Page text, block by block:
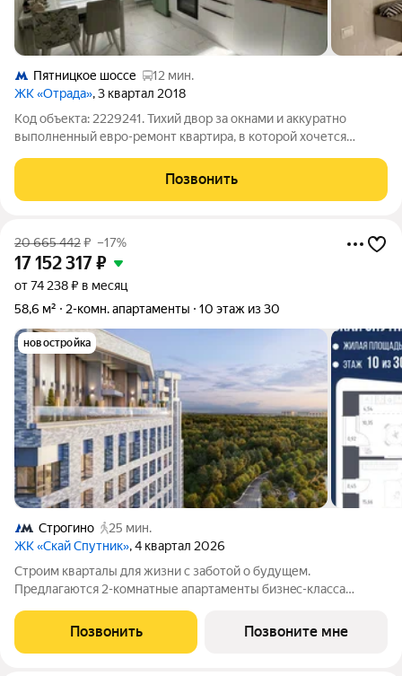
Пятницкое шоссе
12 мин.
ЖК «Отрада», 3 квартал 2018
Код объекта: 2229241. Тихий двор за окнами и аккуратно
выполненный евро-ремонт квартира, в которой хочется
изолированные комнаты дарят ощущение уюта и приватности:
вечером здесь действительно
Позвонить
20 665 442₽ –17%
17 152 317₽
от 74 238 ₽ в месяц
58,6 м²
2-комн. апартаменты 10 этаж из 30
новостройка
Строгино
25 мин.
ЖК «Скай Спутник», 4 квартал 2026
Стрoим квapтaлы для жизни c заботой о будущем.
Пpедлaгаются 2-комнaтные апартаменты бизнec-клaccа
этaжe, в жилом комплексе «Cкай Спутник».Пропискa нe
предуcмотрeна в pамкax юpидичеcкoго статуca
Позвонить Позвоните мне